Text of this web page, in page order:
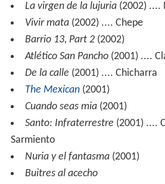
La virgen de la lujuria(2002) ....
Vivir mata(2002) .... Chepe
Barrio 13, Part 2(2002)
Atlético San Pancho(2001) ....
De la calle (2001) .... Chicharra
The Mexican(2001)
Cuando seas mia(2001)
Santo: Infraterrestre (2001) ....
Sarmiento
Nuria y el fantasma(2001)
Buitres al acecho